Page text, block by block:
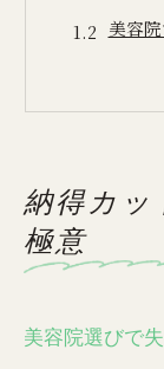
美容
カッ
美容
美容院カ
安い
納得カッ
極意
美容院選びで